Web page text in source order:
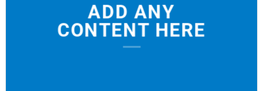
ADD ANY
CONTENT HERE